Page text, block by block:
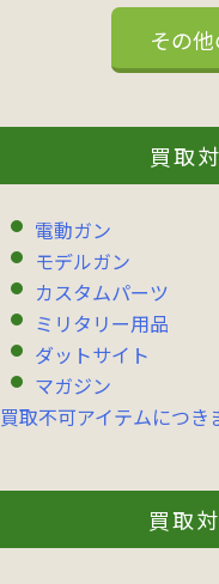
その
買取
電動ガン
モデルガン
カスタムパーツ
ミリタリー用品
ダットサイト
マガジン
買取不可アイテムにつき
買取